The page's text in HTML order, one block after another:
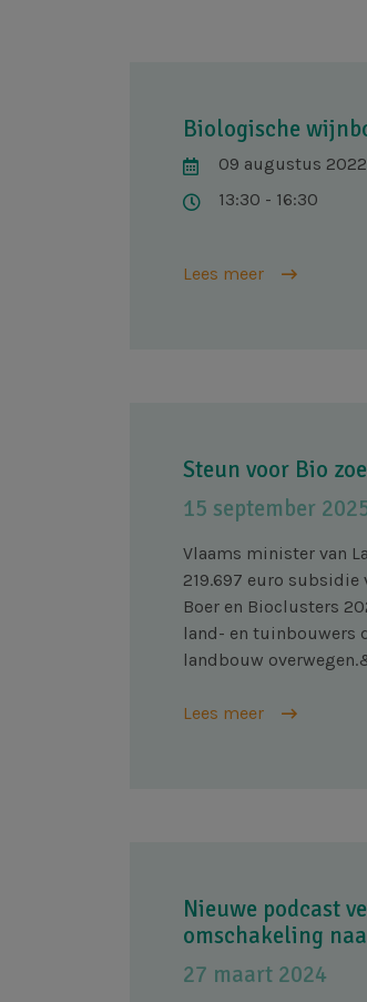
Biologische
09 augustus 2022
13:30 - 16:30
Lees meer
Steun voor Bio
15 september
Vlaams minister van
219.697 euro
Boer en Bioclusters
land- en tuinbouwers
landbouw
Lees meer
Nieuwe podcast
omschakeling
27 maart 2024